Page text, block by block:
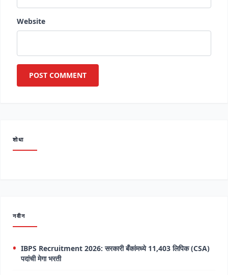
Website
शोधा
नवीन
IBPS Recruitment 2026: सरकारी बँकांमध्ये 11,403 लिपिक (CSA)
पदांची मेगा भरती